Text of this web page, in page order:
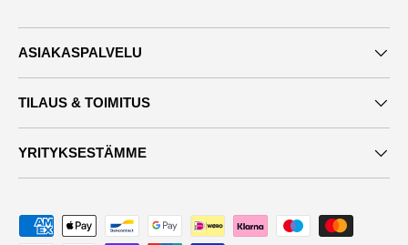
ASIAKASPALVELU
TILAUS & TOIMITUS
YRITYKSESTÄMME
Maksutavat